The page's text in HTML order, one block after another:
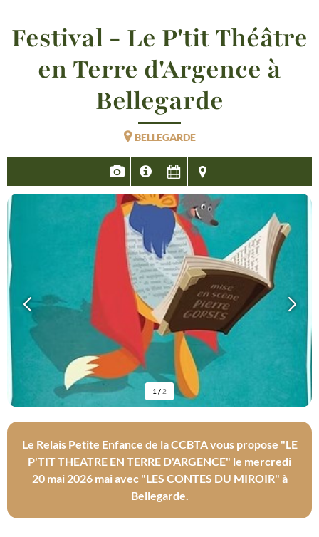
Festival - Le P'tit Théâtre
en Terre d'Argence à
Bellegarde
BELLEGARDE
1 /2
Le Relais Petite Enfance de la CCBTA vous propose "LE
P'TIT THEATRE EN TERRE D'ARGENCE" le mercredi
20 mai 2026 mai avec "LES CONTES DU MIROIR" à
Bellegarde.